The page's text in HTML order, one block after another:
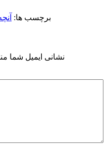
برچسب ها:
نشانی ایمیل شما